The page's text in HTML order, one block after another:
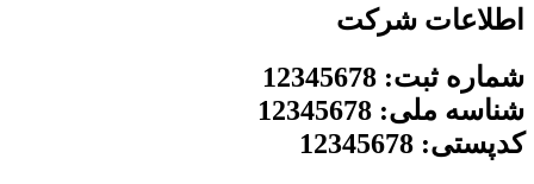
اطلاعات شرکت
شماره ثبت: 12345678
شناسه ملی: 12345678
کدپستی: 12345678